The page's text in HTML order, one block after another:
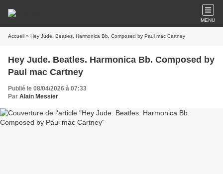
MENU
Accueil » Hey Jude. Beatles. Harmonica Bb. Composed by Paul mac Cartney
Hey Jude. Beatles. Harmonica Bb. Composed by
Paul mac Cartney
Publié le 08/04/2026 à 07:33
Par Alain Messier